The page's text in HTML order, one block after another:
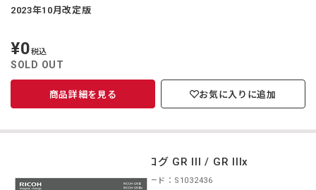
2023年10月改定版
定
価
¥0税込
SOLD OUT
商品詳細を見る お気に入りに追加
カタログ GR III / GR IIIx
商品コード：S1032436